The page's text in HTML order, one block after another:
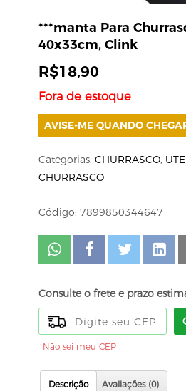
***manta Para
40x33cm, Clink
R$18,90
Fora de estoque
AVISE-ME QUANDO
Categorias: CHURRASCO,
CHURRASCO
Código: 7899850344647
Consulte o frete e prazo
Não sei meu CEP
Descrição Avaliações (0)